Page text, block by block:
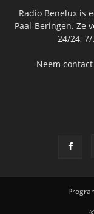
Radio Benelux is
Paal-Beringen. Ze
24/24,
Neem